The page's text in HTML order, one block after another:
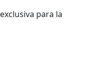
para la